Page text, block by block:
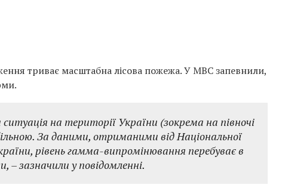
триває масштабна лісова пожежа. У МВС запевнили,
на території України (зокрема на півночі
За даними, отриманими від Національної
рівень гамма-випромінювання перебуває в
– зазначили у повідомленні.